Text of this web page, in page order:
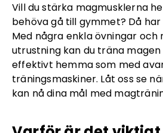
Vill du stärka magmusklerna
behöva gå till gymmet? Då
Med några enkla övningar och
utrustning kan du träna
effektivt hemma som med
träningsmaskiner. Låt oss se
kan nå dina mål med